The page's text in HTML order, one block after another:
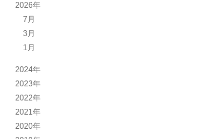
2026年
7月
3月
1月
2024年
2023年
2022年
2021年
2020年